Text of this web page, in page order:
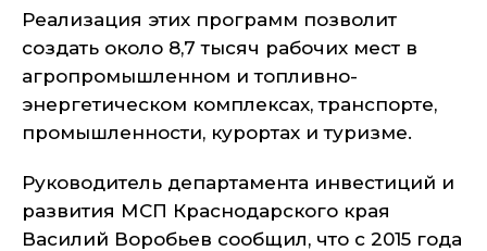
Реализация этих программ позволит
создать около 8,7 тысяч рабочих мест в
агропромышленном и топливно-
энергетическом комплексах, транспорте,
промышленности, курортах и туризме.
Руководитель департамента инвестиций и
развития МСП Краснодарского края
Василий Воробьев сообщил, что с 2015 года